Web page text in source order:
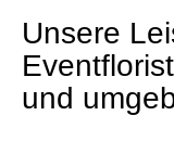
Unsere
und